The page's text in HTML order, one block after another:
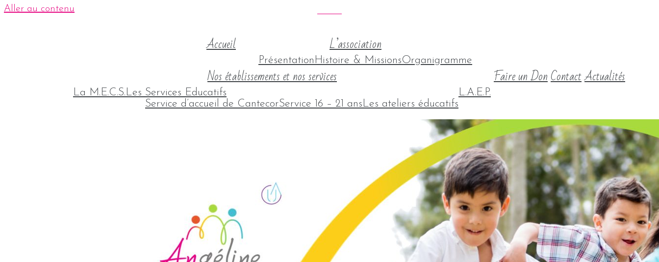
Aller au contenu
Accueil L’association
Présentation Histoire & MissionsOrganigramme
Nos établissements et nos services
La M.E.C.S.Les Services Educatifs
Service d’accueil de CantecorService 16 – 21 ansLes ateliers éducatifs
L.A.E.P.
Faire un DonContactActualités